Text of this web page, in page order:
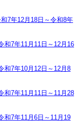
7年12月18日～令和8年
和7年11月11日～12月16
和7年10月12日～12月8
和7年11月11日～11月28
和7年11月6日～11月19